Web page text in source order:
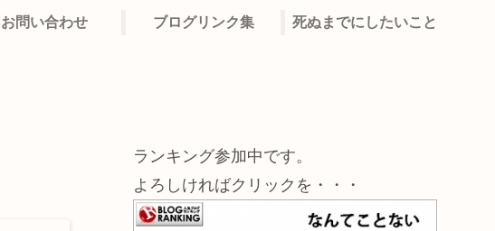
お問い合わせ ブログリンク集 死ぬまでにしたいこと
ランキング参加中です。
よろしければクリックを・・・